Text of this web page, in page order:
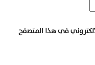
في هذا المتصفح